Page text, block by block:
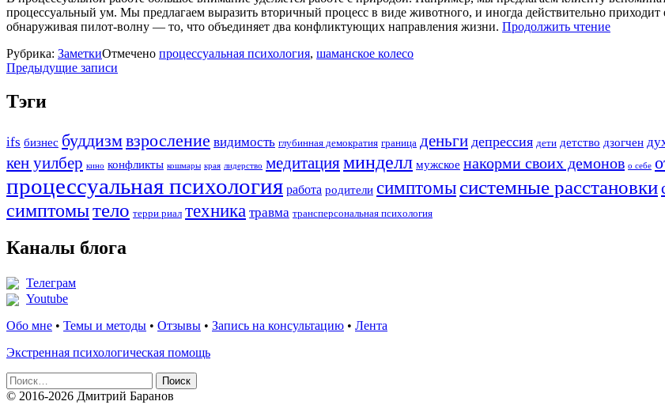
процессуальный ум. Мы предлагаем выразить вторичный процесс в виде животного, и иногда действительно
обнаруживая пилот-волну — то, что объединяет два конфликтующих направления жизни. Продолжить чтение
Рубрика: ЗаметкиОтмечено процессуальная психология, шаманское колесо
Навигация
по
записям
Предыдущие записи
Тэги
ifs бизнес буддизмвзросление видимость глубинная демократия граница деньги депрессия дети детство дзогчен
кен уилбер кино конфликты кошмары края лидерство медитацияминделл мужское накорми своих демонов о себе
процессуальная психология работа родители симптомысистемные расстановки
симптомытело терри риал техника травма трансперсональная психология
Каналы блога
Телеграм
Youtube
Обо мне • Темы и методы • Отзывы • Запись на консультацию • Лента
Экстренная психологическая помощь
Найти:
© 2016-2026 Дмитрий Баранов